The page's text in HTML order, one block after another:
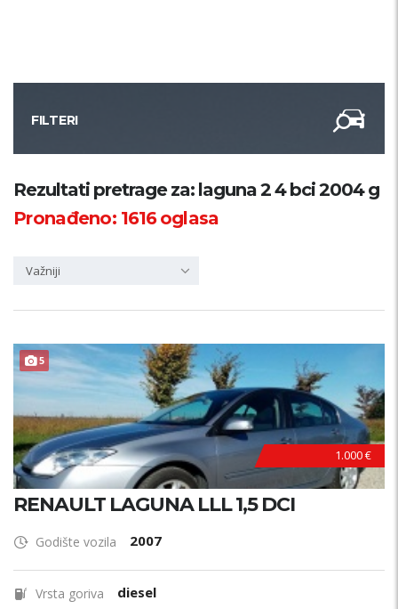
FILTERI
Kategorija
PRETRAŽI
Rezultati pretrage za: laguna 2 4 bci 2004 g
Pronađeno: 1616oglasa
Važniji
5
1.000 €
RENAULT LAGUNA LLL 1,5 DCI
Godište vozila 2007
Vrsta goriva diesel